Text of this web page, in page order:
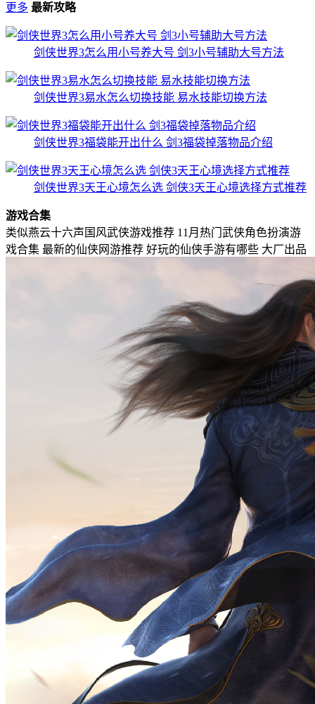
更多 最新攻略
剑侠世界3怎么用小号养大号 剑3小号辅助大号方法
剑侠世界3易水怎么切换技能 易水技能切换方法
剑侠世界3福袋能开出什么 剑3福袋掉落物品介绍
剑侠世界3天王心境怎么选 剑侠3天王心境选择方式推荐
游戏合集
类似燕云十六声国风武侠游戏推荐 11月热门武侠角色扮演游
戏合集 最新的仙侠网游推荐 好玩的仙侠手游有哪些 大厂出品